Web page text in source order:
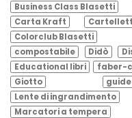
Business Class Blasetti
Carta Kraft
Colorclub Blasetti
compostabile
Didò
Educational libri
faber-
Giotto
Lente di ingrandimento
Marcatori a tempera